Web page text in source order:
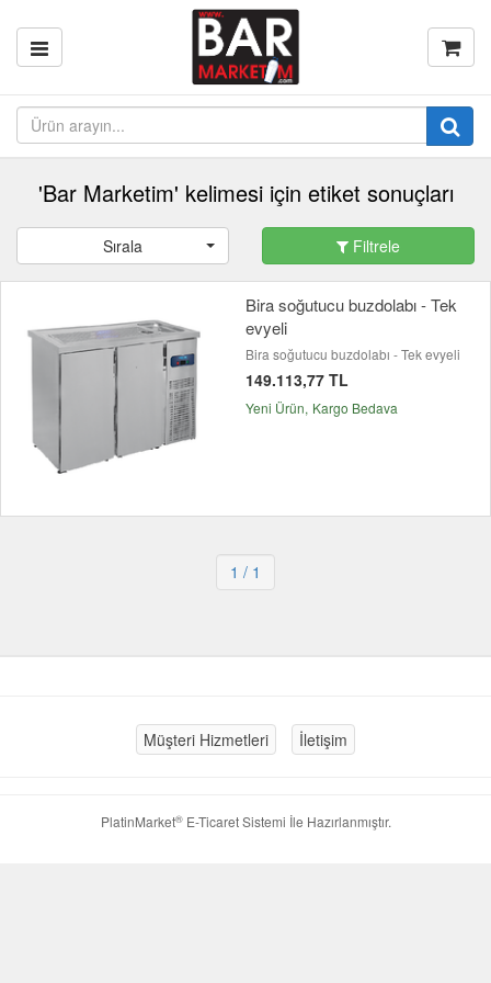
'Bar Marketim' kelimesi için etiket sonuçları
Sırala Filtrele
Bira soğutucu buzdolabı - Tek
evyeli
Bira soğutucu buzdolabı - Tek evyeli
149.113,77 TL
Yeni Ürün Kargo Bedava
1 / 1
Müşteri Hizmetleri İletişim
PlatinMarket®E-Ticaret Sistemi İle Hazırlanmıştır.